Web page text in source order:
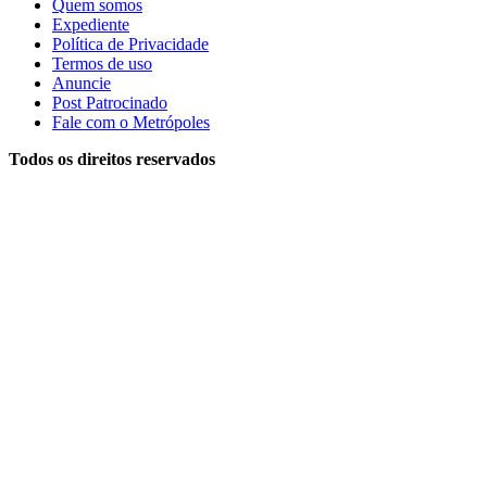
Quem somos
Expediente
Política de Privacidade
Termos de uso
Anuncie
Post Patrocinado
Fale com o Metrópoles
Todos os direitos reservados